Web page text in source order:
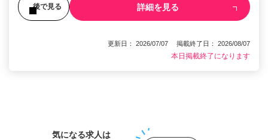
後で見る 詳細を見る
更新日： 2026/07/07 掲載終了日： 2026/08/07
本日掲載終了になります
気になる求人は